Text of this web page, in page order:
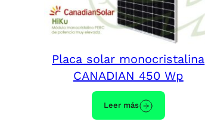
Placa solar monocristalina
CANADIAN 450 Wp
Leer más